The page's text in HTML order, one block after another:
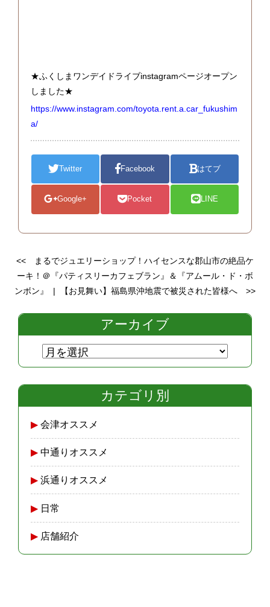
カテゴリ別
会津オススメ
中通りオススメ
浜通りオススメ
日常
店舗紹介
アーカイブ
★ふくしまワンデイドライブinstagramページオープン
しました★
https://www.instagram.com/toyota.rent.a.car_fukushim
a/
Twitter Facebook はてブ
Google+ Pocket LINE
<<
まるでジュエリーショップ！ハイセンスな郡山市の絶品ケ
ーキ！＠『パティスリーカフェブラン』＆『アムール・ド・ボ
ンボン』
| 【お見舞い】福島県沖地震で被災された皆様へ >>